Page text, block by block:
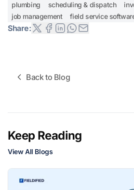
plumbing scheduling & dispatch
job management
field service
Share:
Back to Blog
Keep Reading
View All Blogs